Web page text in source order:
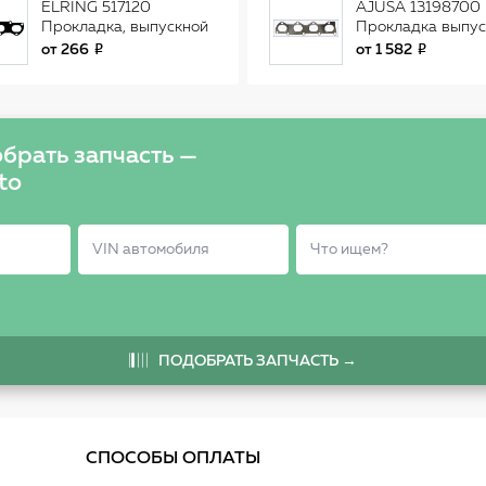
ELRING 517120
Прокладка, выпускной
коллектор
от 266
AJUSA 13198700
Прокладка
коллектора
от 1 582
запчасть —
ПОДОБРАТЬ ЗАПЧАСТЬ →
СПОСОБЫ ОПЛАТЫ